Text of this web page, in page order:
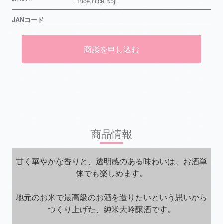
JANコード
商談を申し込む
商品情報
甘く華やかな香りと、透明感のある味わいは、お酒単
体でも楽しめます。
地元のお米で最高級のお酒を造りたいという思いから
つくり上げた、純米大吟醸酒です。